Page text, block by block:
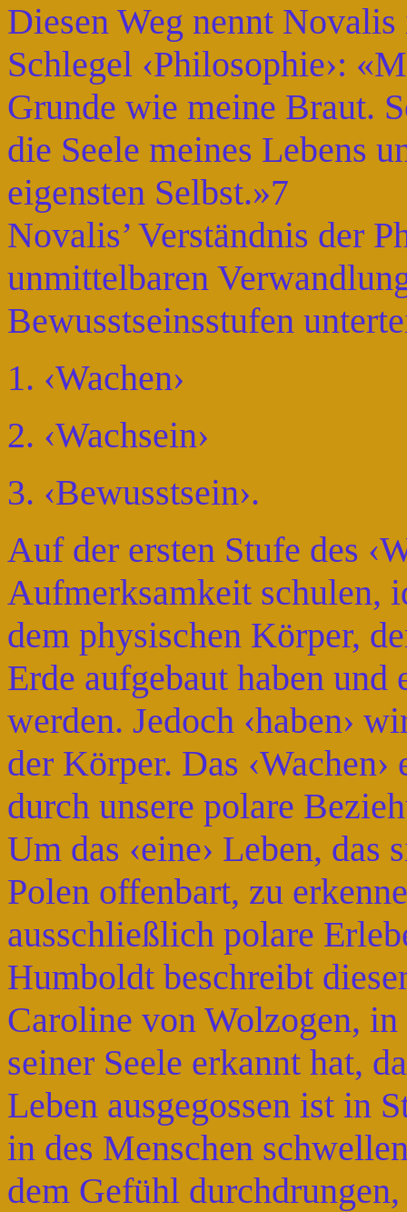
Diesen Weg nennt
Schlegel ‹Philosophie›:
Grunde wie meine Braut.
die Seele meines Lebens
eigensten Selbst.»7
Novalis’ Verständnis der
unmittelbaren
Bewusstseinsstufen
1. ‹Wachen›
2. ‹Wachsein›
3. ‹Bewusstsein›.
Auf der ersten Stufe des
Aufmerksamkeit schulen,
dem physischen Körper,
Erde aufgebaut haben
werden. Jedoch ‹haben›
der Körper. Das
durch unsere polare
Um das ‹eine› Leben,
Polen offenbart, zu
ausschließlich polare
Humboldt beschreibt
Caroline von Wolzogen,
seiner Seele erkannt hat,
Leben ausgegossen ist in
in des Menschen
dem Gefühl